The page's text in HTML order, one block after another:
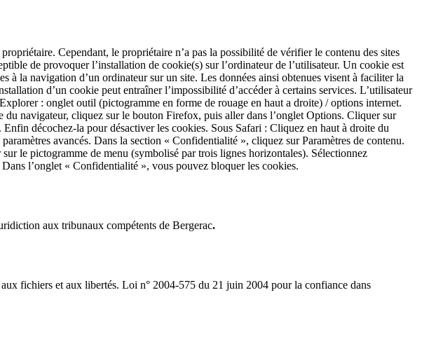
Cependant, le propriétaire n’a pas la possibilité de vérifier le contenu des sites
de provoquer l’installation de cookie(s) sur l’ordinateur de l’utilisateur. Un cookie est
la navigation d’un ordinateur sur un site. Les données ainsi obtenues visent à faciliter la
d’un cookie peut entraîner l’impossibilité d’accéder à certains services. L’utilisateur
: onglet outil (pictogramme en forme de rouage en haut a droite) / options internet.
navigateur, cliquez sur le bouton Firefox, puis aller dans l’onglet Options. Cliquer sur
décochez-la pour désactiver les cookies. Sous Safari : Cliquez en haut à droite du
avancés. Dans la section « Confidentialité », cliquez sur Paramètres de contenu.
le pictogramme de menu (symbolisé par trois lignes horizontales). Sélectionnez
l’onglet « Confidentialité », vous pouvez bloquer les cookies.
aux tribunaux compétents de Bergerac.
fichiers et aux libertés. Loi n° 2004-575 du 21 juin 2004 pour la confiance dans